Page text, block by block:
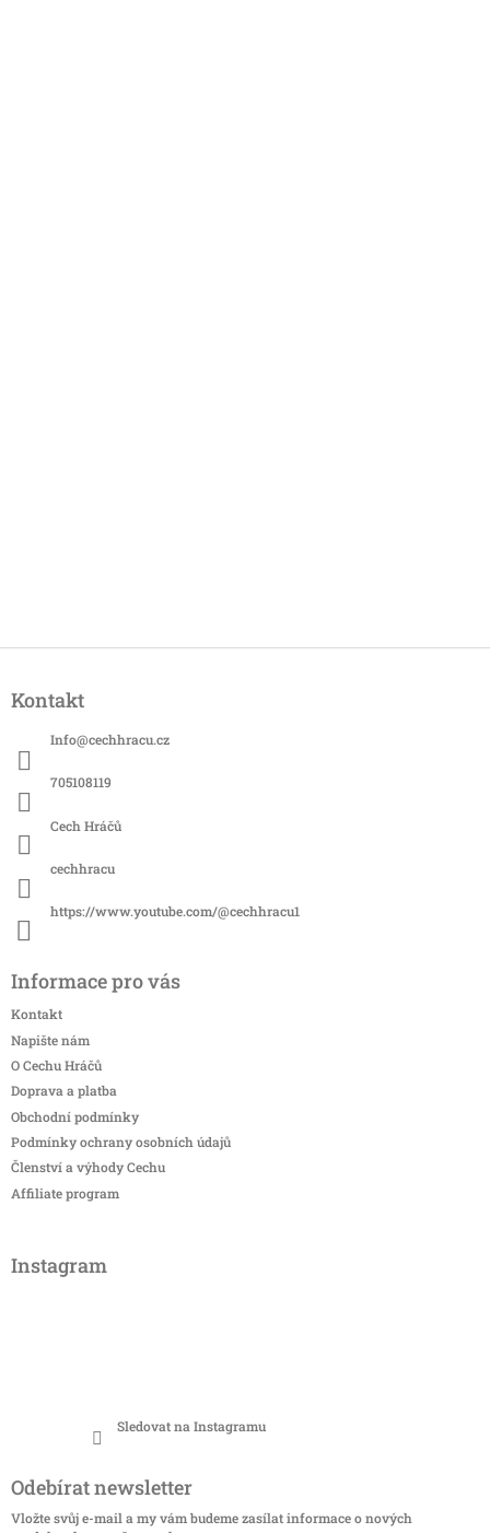
pKontakt
Info@cechhracu.cz
705108119
Cech Hráčů
cechhracu
https://www.youtube.com/@cechhracu1
Informace pro vás
Kontakt
Napište nám
O Cechu Hráčů
Doprava a platba
Obchodní podmínky
Podmínky ochrany osobních údajů
Členství a výhody Cechu
Affiliate program
Instagram
Sledovat na Instagramu
Odebírat newsletter
Vložte svůj e-mail a my vám budeme zasílat informace o nových